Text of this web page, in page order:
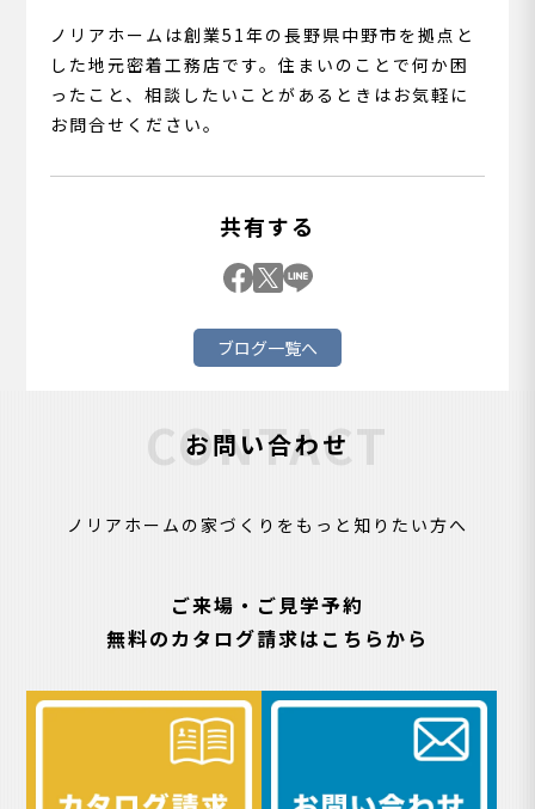
ノリアホームは創業51年の長野県中野市を拠点と
した地元密着工務店です。住まいのことで何か困
ったこと、相談したいことがあるときはお気軽に
お問合せください。
共有する
ブログ一覧へ
お問い合わせ
CONTACT
ノリアホームの家づくりをもっと知りたい方へ
ご来場・ご見学予約
無料のカタログ請求はこちらから